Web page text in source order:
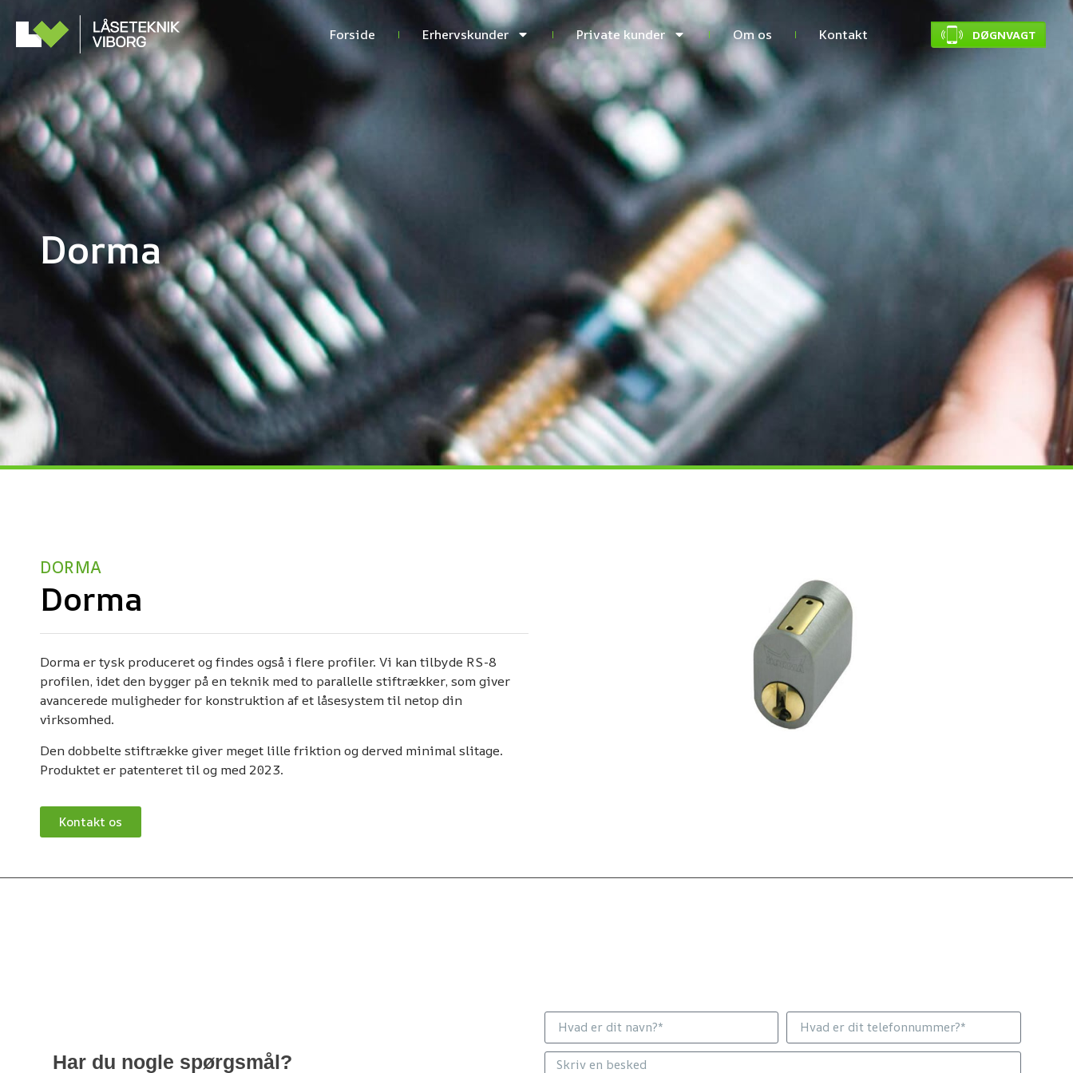
Forside Erhervskunder Private kunder Om os Kontakt DØGNVAGT
Dorma
DORMA
Dorma
Dorma er tysk produceret og findes også i flere profiler. Vi kan tilbyde RS-8
profilen, idet den bygger på en teknik med to parallelle stiftrækker, som giver
avancerede muligheder for konstruktion af et låsesystem til netop din
virksomhed.
Den dobbelte stiftrække giver meget lille friktion og derved minimal slitage.
Produktet er patenteret til og med 2023.
Kontakt os
Har du nogle spørgsmål?